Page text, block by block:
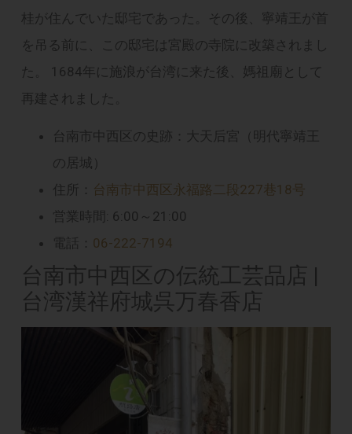
桂が住んでいた邸宅であった。その後、寧靖王が首
を吊る前に、この邸宅は宮殿の寺院に改築されまし
た。 1684年に施浪が台湾に来た後、媽祖廟として
再建されました。
台南市中西区の史跡：大天后宮（明代寧靖王
の居城）
住所： 台南市中西区永福路二段227巷18号
営業時間: 6:00～21:00
電話： 06-222-7194
台南市中西区の伝統工芸品店 |
台湾漢祥府城呉万春香店